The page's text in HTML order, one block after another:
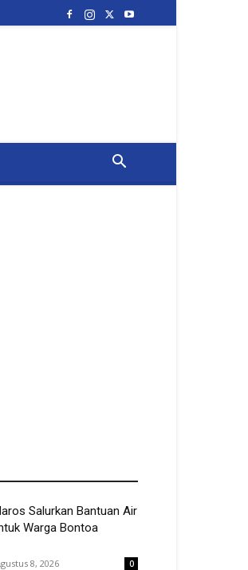
Salurkan Bantuan Air
Warga Bontoa
8, 2026 0